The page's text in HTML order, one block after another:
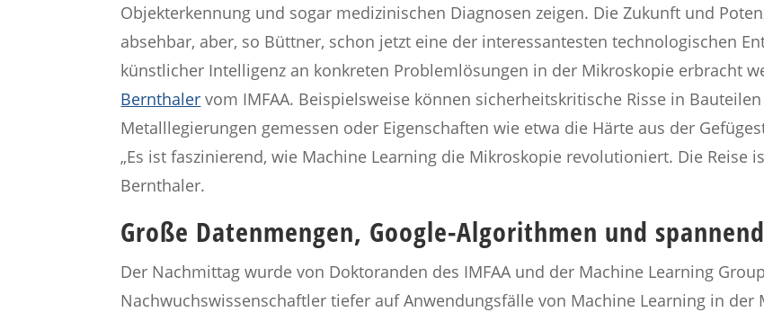
Objekterkennung und sogar medizinischen Diagnosen zeigen. Die Zukunft und
absehbar, aber, so Büttner, schon jetzt eine der interessantesten technologischen
künstlicher Intelligenz an konkreten Problemlösungen in der Mikroskopie erbracht
Bernthaler vom IMFAA. Beispielsweise können sicherheitskritische Risse in
Metalllegierungen gemessen oder Eigenschaften wie etwa die Härte aus der
„Es ist faszinierend, wie Machine Learning die Mikroskopie revolutioniert. Die Reise
Bernthaler.
Große Datenmengen, Google-Algorithmen und
Der Nachmittag wurde von Doktoranden des IMFAA und der Machine Learning
Nachwuchswissenschaftler tiefer auf Anwendungsfälle von Machine Learning in